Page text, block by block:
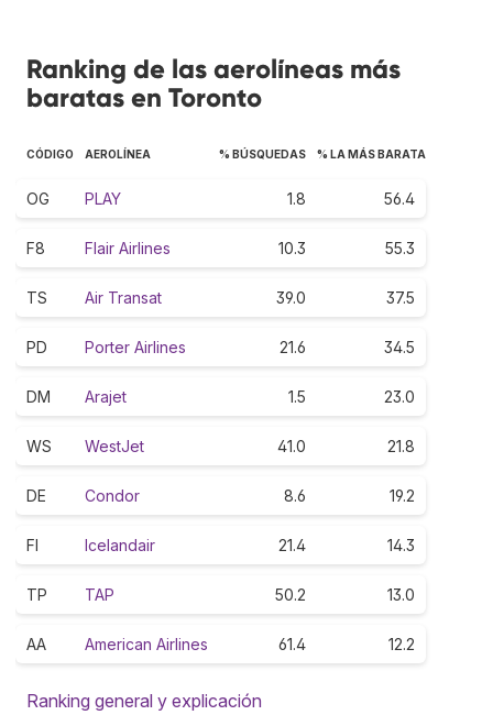
Ranking de las aerolíneas más
baratas en Toronto
CÓDIGO AEROLÍNEA % BÚSQUEDAS % LA MÁS BARATA
OG PLAY 1.8 56.4
F8 Flair Airlines 10.3 55.3
TS Air Transat 39.0 37.5
PD Porter Airlines 21.6 34.5
DM Arajet 1.5 23.0
WS WestJet 41.0 21.8
DE Condor 8.6 19.2
FI Icelandair 21.4 14.3
TP TAP 50.2 13.0
AA American Airlines 61.4 12.2
Ranking general y explicación